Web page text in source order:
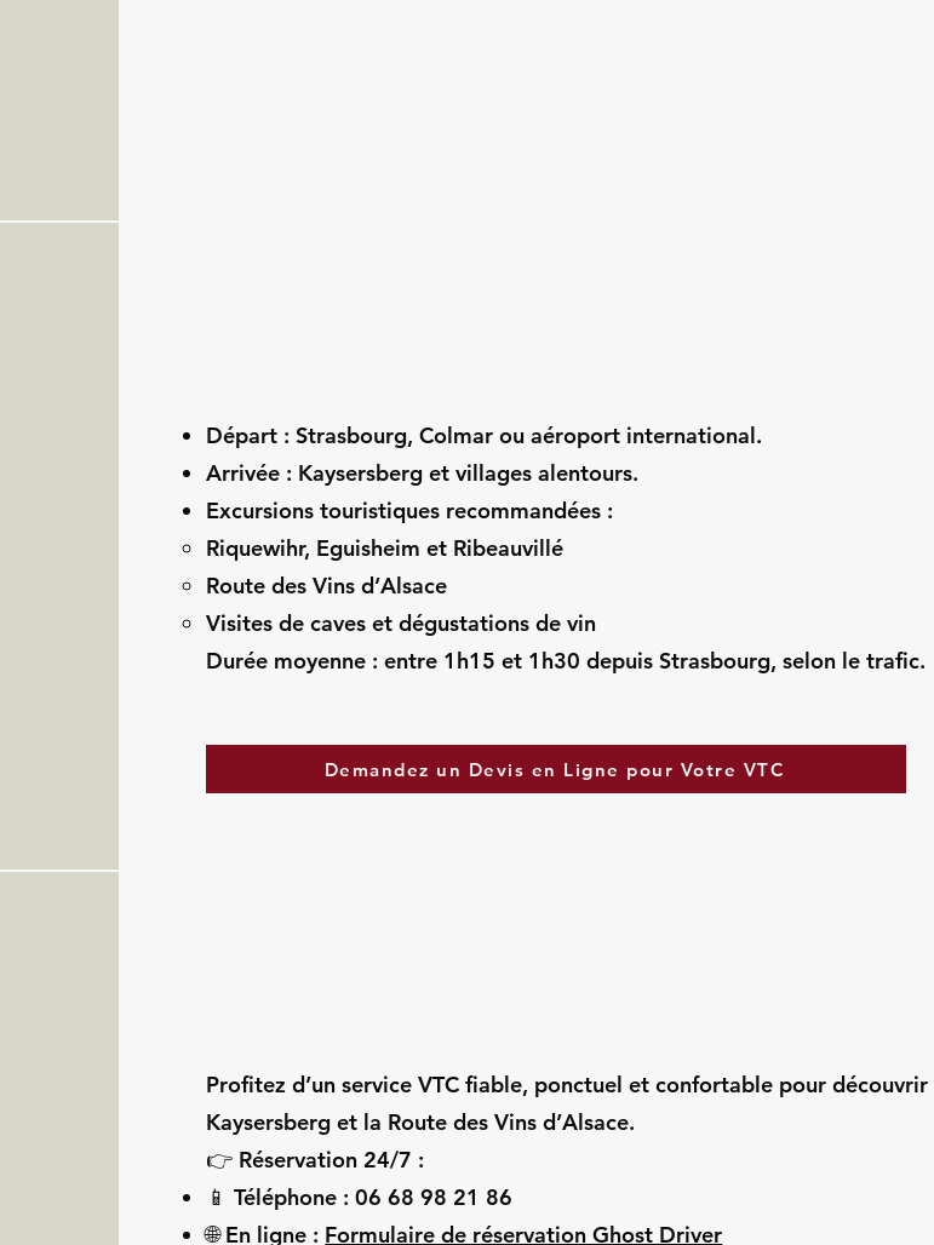
Départ : Strasbourg, Colmar ou aéroport international.
Arrivée : Kaysersberg et villages alentours.
Excursions touristiques recommandées :
Riquewihr, Eguisheim et Ribeauvillé
Route des Vins d’Alsace
Visites de caves et dégustations de vin
Durée moyenne : entre 1h15 et 1h30 depuis Strasbourg, selon le trafic.
Demandez un Devis en Ligne pour Votre VTC
Profitez d’un service VTC fiable, ponctuel et confortable pour découvrir
Kaysersberg et la Route des Vins d’Alsace.
👉 Réservation 24/7 :
📱 Téléphone : 06 68 98 21 86
🌐 En ligne : Formulaire de réservation Ghost Driver